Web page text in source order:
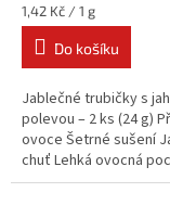
Měrná
cena:
1,42 Kč / 1 g
Do košíku
Jablečné trubičky s
polevou – 2 ks (24 g)
ovoce Šetrné sušení
chuť Lehká ovocná
ideální na cesty i jako...